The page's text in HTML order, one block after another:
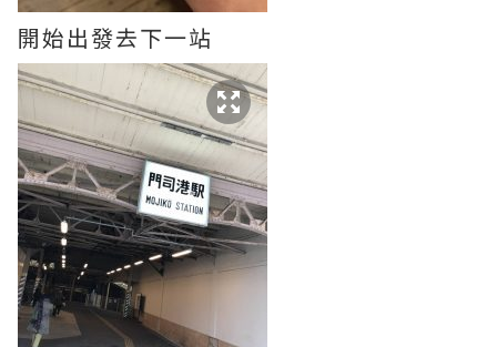
開始出發去下一站